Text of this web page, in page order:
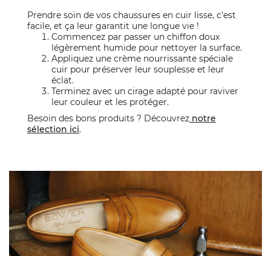
Prendre soin de vos chaussures en cuir lisse, c'est
facile, et ça leur garantit une longue vie !
Commencez par passer un chiffon doux
légèrement humide pour nettoyer la surface.
Appliquez une crème nourrissante spéciale
cuir pour préserver leur souplesse et leur
éclat.
Terminez avec un cirage adapté pour raviver
leur couleur et les protéger.
Besoin des bons produits ? Découvrez notre
sélection ici.